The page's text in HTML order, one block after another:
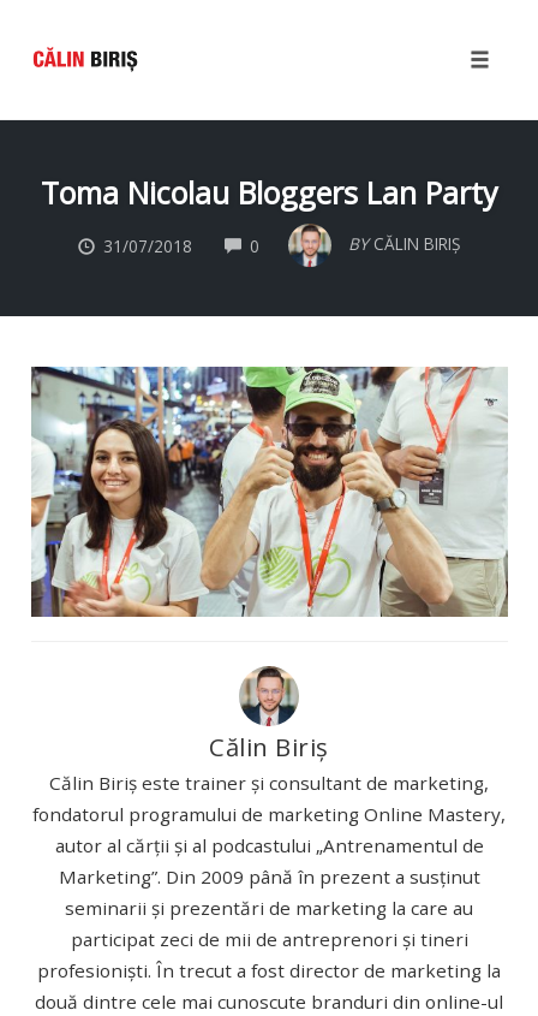
contentToma Nicolau Bloggers Lan Party
31/07/2018 0 COMMENTS BY CĂLIN BIRIȘ
Călin Biriș
Călin Biriș este trainer și consultant de marketing,
fondatorul programului de marketing Online Mastery,
autor al cărții și al podcastului „Antrenamentul de
Marketing”. Din 2009 până în prezent a susținut
seminarii și prezentări de marketing la care au
participat zeci de mii de antreprenori și tineri
profesioniști. În trecut a fost director de marketing la
două dintre cele mai cunoscute branduri din online-ul